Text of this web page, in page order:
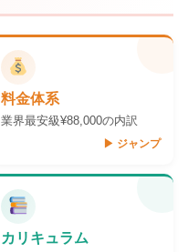
料金体系
業界最安級¥88,000の内訳
▶ ジャンプ
カリキュラム